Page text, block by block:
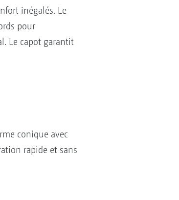
inégalés. Le
pour
Le capot garantit
conique avec
rapide et sans